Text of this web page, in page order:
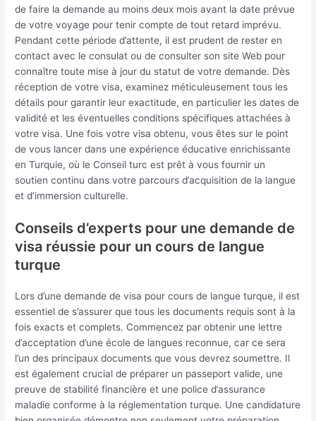
de faire la demande au moins deux mois avant la date prévue
de votre voyage pour tenir compte de tout retard imprévu.
Pendant cette période d’attente, il est prudent de rester en
contact avec le consulat ou de consulter son site Web pour
connaître toute mise à jour du statut de votre demande. Dès
réception de votre visa, examinez méticuleusement tous les
détails pour garantir leur exactitude, en particulier les dates de
validité et les éventuelles conditions spécifiques attachées à
votre visa. Une fois votre visa obtenu, vous êtes sur le point
de vous lancer dans une expérience éducative enrichissante
en Turquie, où le Conseil turc est prêt à vous fournir un
soutien continu dans votre parcours d’acquisition de la langue
et d’immersion culturelle.
Conseils d’experts pour une demande de
visa réussie pour un cours de langue
turque
Lors d’une demande de visa pour cours de langue turque, il est
essentiel de s’assurer que tous les documents requis sont à la
fois exacts et complets. Commencez par obtenir une lettre
d’acceptation d’une école de langues reconnue, car ce sera
l’un des principaux documents que vous devrez soumettre. Il
est également crucial de préparer un passeport valide, une
preuve de stabilité financière et une police d’assurance
maladie conforme à la réglementation turque. Une candidature